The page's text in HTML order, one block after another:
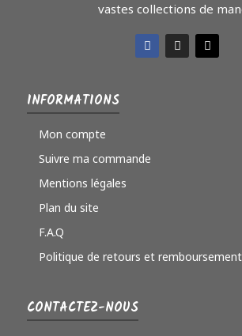
vastes collections de
INFORMATIONS
Mon compte
Suivre ma commande
Mentions légales
Plan du site
F.A.Q
Politique de retours et remboursement
CONTACTEZ-NOUS